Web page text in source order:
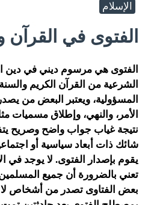
الإسلام
الفتوى في القرآن
الفتوى هي مرسوم ديني في دين
الشرعية من القرآن الكريم
المسؤولية، ويعتبر البعض من
الأمر، والنهي، وإطلاق مسميات
نتيجة غياب جواب واضح وصريح
شائك ذات أبعاد سياسية أو
يقوم بإصدار الفتوى. لا يوجد في
تعني بالضرورة أن جميع
بعض الفتاوى تصدر من أشخاص لا